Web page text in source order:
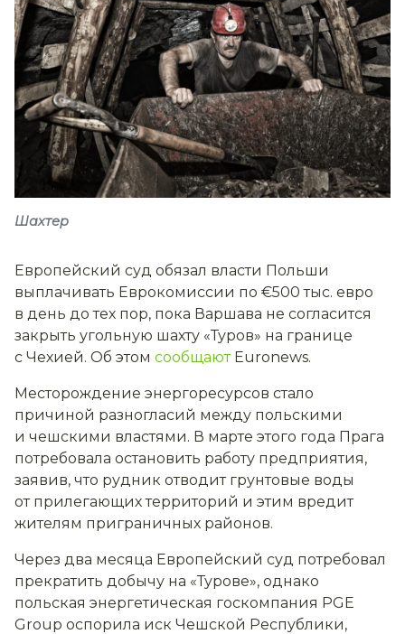
Шахтер
Европейский суд обязал власти Польши
выплачивать Еврокомиссии по €500 тыс. евро
в день до тех пор, пока Варшава не согласится
закрыть угольную шахту «Туров» на границе
с Чехией. Об этом сообщаютEuronews.
Месторождение энергоресурсов стало
причиной разногласий между польскими
и чешскими властями. В марте этого года Прага
потребовала остановить работу предприятия,
заявив, что рудник отводит грунтовые воды
от прилегающих территорий и этим вредит
жителям приграничных районов.
Через два месяца Европейский суд потребовал
прекратить добычу на «Турове», однако
польская энергетическая госкомпания PGE
Group оспорила иск Чешской Республики,